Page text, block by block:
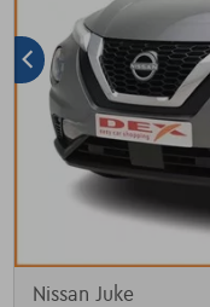
Nissan Juke